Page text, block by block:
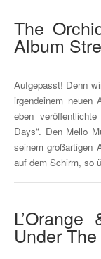
The
Album
Aufgepasst! Denn
irgendeinem
eben
Days“. Den Mello
seinem großartigen
auf dem Schirm, so
Under